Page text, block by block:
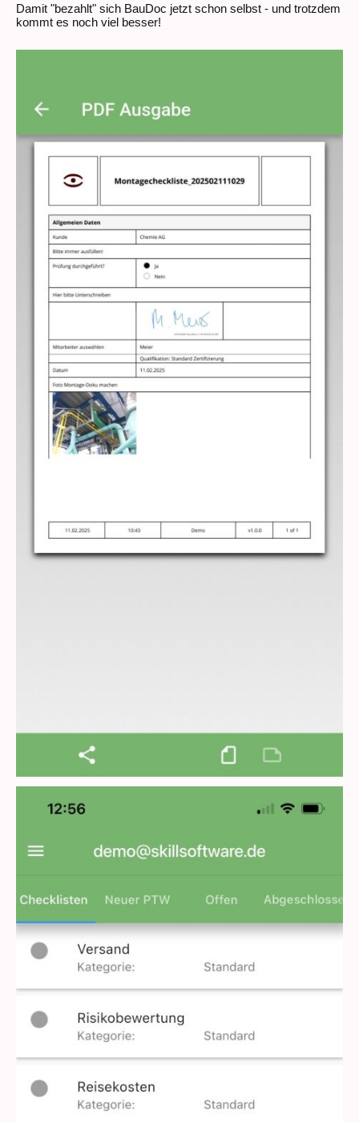
Damit "bezahlt" sich BauDoc jetzt schon selbst - und trotzdem
kommt es noch viel besser!